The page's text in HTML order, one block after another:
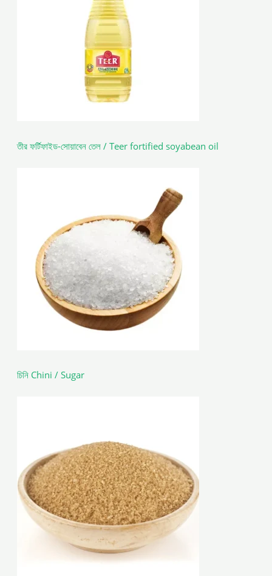
তীর ফর্টিফাইড-সোয়াবেন তেল / Teer fortified soyabean oil
চিনি Chini / Sugar